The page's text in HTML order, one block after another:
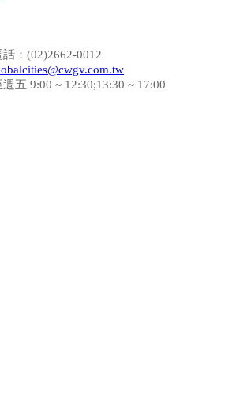
：(02)2662-0012
五 9:00 ~ 12:30;13:30 ~ 17:00